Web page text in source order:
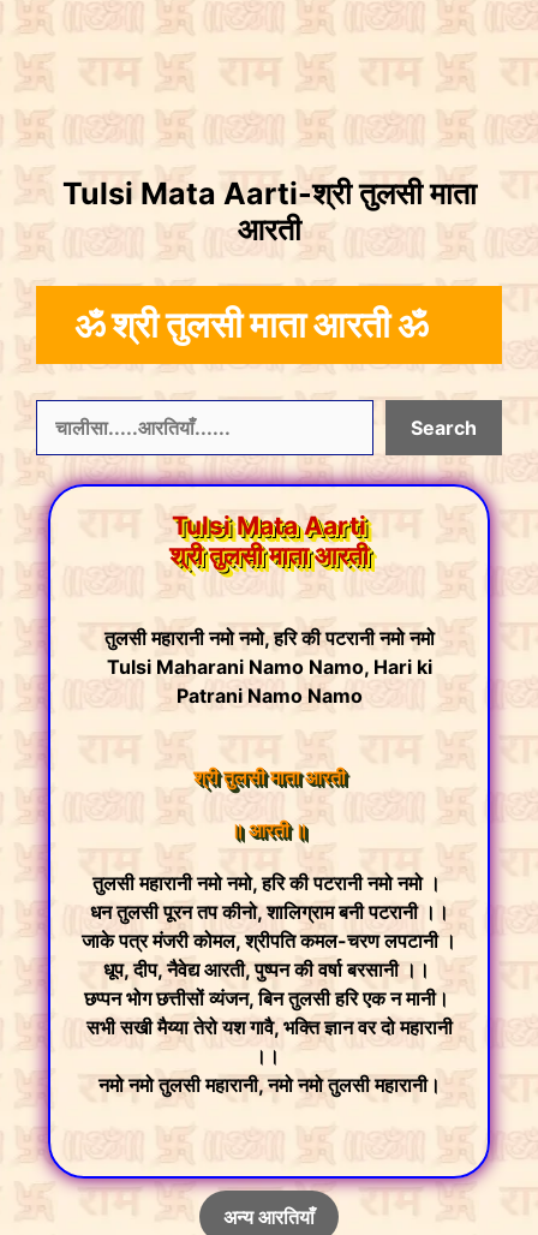
Tulsi Mata Aarti-श्री तुलसी माता
आरती
ॐ श्री तुलसी माता आरती ॐ
Search
Search
Tulsi Mata Aarti
श्री तुलसी माता आरती
तुलसी महारानी नमो नमो, हरि की पटरानी नमो नमो
Tulsi Maharani Namo Namo, Hari ki
Patrani Namo Namo
श्री तुलसी माता आरती
॥ आरती ॥
तुलसी महारानी नमो नमो, हरि की पटरानी नमो नमो ।
धन तुलसी पूरन तप कीनो, शालिग्राम बनी पटरानी ।।
जाके पत्र मंजरी कोमल, श्रीपति कमल-चरण लपटानी ।
धूप, दीप, नैवेद्य आरती, पुष्पन की वर्षा बरसानी ।।
छप्पन भोग छत्तीसों व्यंजन, बिन तुलसी हरि एक न मानी।
सभी सखी मैय्या तेरो यश गावै, भक्ति ज्ञान वर दो महारानी
।।
नमो नमो तुलसी महारानी, नमो नमो तुलसी महारानी।
अन्य आरतियाँ